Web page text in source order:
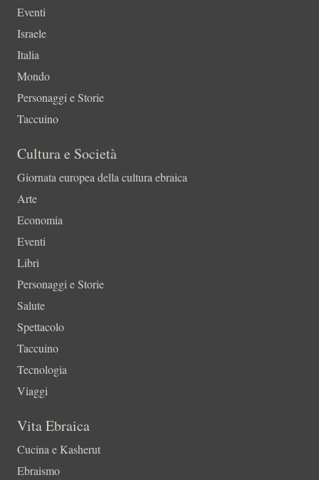
Eventi
Israele
Italia
Mondo
Personaggi e Storie
Taccuino
Cultura e Società
Giornata europea della cultura ebraica
Arte
Economia
Eventi
Libri
Personaggi e Storie
Salute
Spettacolo
Taccuino
Tecnologia
Viaggi
Vita Ebraica
Cucina e Kasherut
Ebraismo